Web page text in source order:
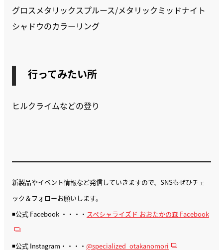
グロスメタリックスプルース/メタリックミッドナイト
シャドウのカラーリング
行ってみたい所
ヒルクライムなどの登り
新製品やイベント情報など発信していきますので、SNSもぜひチェ
ック＆フォローお願いします。
◾️公式 Facebook ・・・・ スペシャライズド おおたかの森 Facebook
◾️公式 Instagram・・・・ @specialized_otakanomori